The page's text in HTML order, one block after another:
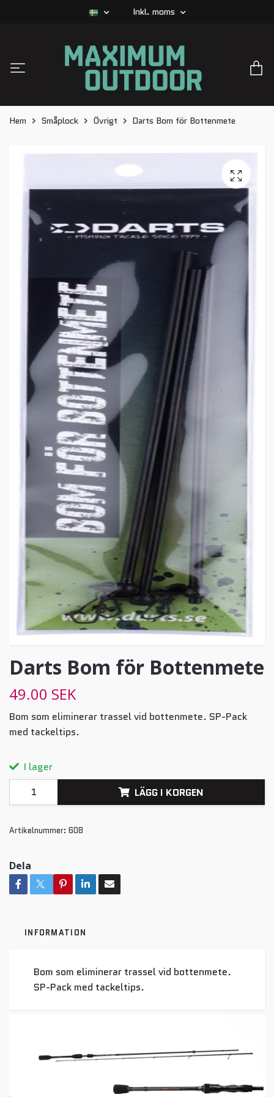
Inkl. moms
Hem Småplock Övrigt Darts Bom för Bottenmete
Darts Bom för Bottenmete
49.00 SEK
Bom som eliminerar trassel vid bottenmete. SP-Pack
med tackeltips.
I lager
LÄGG I KORGEN
Artikelnummer: 608
Dela
INFORMATION
Bom som eliminerar trassel vid bottenmete.
SP-Pack med tackeltips.